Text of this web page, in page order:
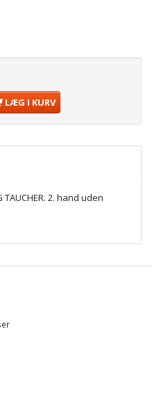
LÆG I KURV
TAUCHER. 2. hand uden